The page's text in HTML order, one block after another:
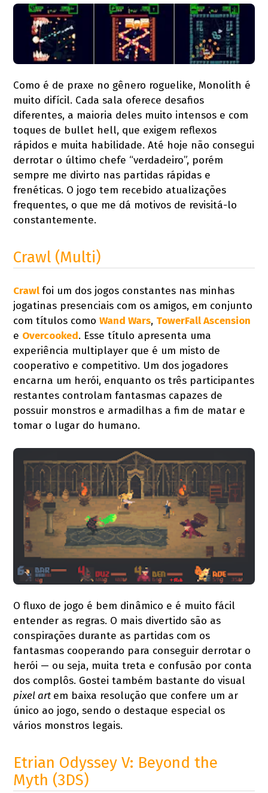
Como é de praxe no gênero roguelike, Monolith é
muito difícil. Cada sala oferece desafios
diferentes, a maioria deles muito intensos e com
toques de bullet hell, que exigem reflexos
rápidos e muita habilidade. Até hoje não consegui
derrotar o último chefe “verdadeiro”, porém
sempre me divirto nas partidas rápidas e
frenéticas. O jogo tem recebido atualizações
frequentes, o que me dá motivos de revisitá-lo
constantemente.
Crawl (Multi)
Crawlfoi um dos jogos constantes nas minhas
jogatinas presenciais com os amigos, em conjunto
com títulos comoWand Wars, TowerFall Ascension
e Overcooked. Esse título apresenta uma
experiência multiplayer que é um misto de
cooperativo e competitivo. Um dos jogadores
encarna um herói, enquanto os três participantes
restantes controlam fantasmas capazes de
possuir monstros e armadilhas a fim de matar e
tomar o lugar do humano.
O fluxo de jogo é bem dinâmico e é muito fácil
entender as regras. O mais divertido são as
conspirações durante as partidas com os
fantasmas cooperando para conseguir derrotar o
herói — ou seja, muita treta e confusão por conta
dos complôs. Gostei também bastante do visual
pixel art em baixa resolução que confere um ar
único ao jogo, sendo o destaque especial os
vários monstros legais.
Etrian Odyssey V: Beyond the
Myth (3DS)